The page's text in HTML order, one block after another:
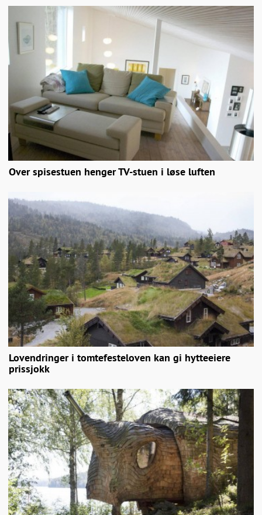
Over spisestuen henger TV-stuen i løse luften
Lovendringer i tomtefesteloven kan gi hytteeiere
prissjokk